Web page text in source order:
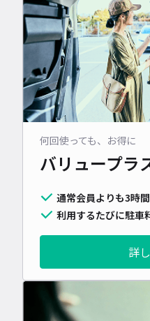
何回使っても、お得に
バリュープラ
通常会員よりも3時
利用するたびに駐車
詳